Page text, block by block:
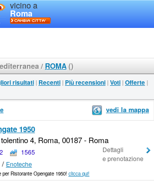
vicino a
Roma
/ ROMA ()
risultati | Recenti | Più recensioni | Voti | Offerte |
vedi la mappa
1950
4, Roma, 00187 - Roma
2
1565
/ Enoteche
Dettagli
e prenotazione
Ristorante Opengate 1950! clicca qui!